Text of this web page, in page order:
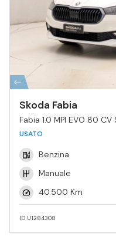
Skoda Fabia
Fabia 1.0 MPI EVO 80
USATO
Benzina
Manuale
40.500 Km
ID U1284308